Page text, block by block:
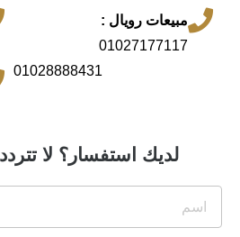
مبيعات رويال :
01027177117
01028888431
لديك استفسار؟ لا